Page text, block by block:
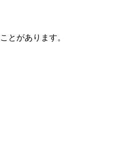
とがあります。